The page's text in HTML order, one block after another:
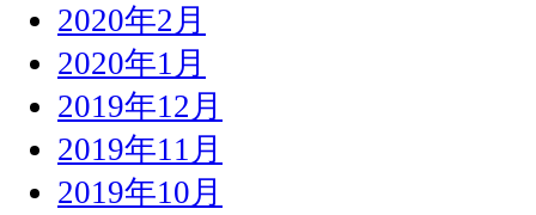
2020年2月
2020年1月
2019年12月
2019年11月
2019年10月